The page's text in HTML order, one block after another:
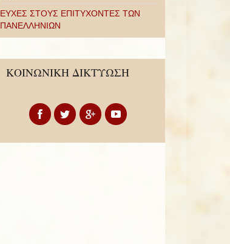
ΕΥΧΕΣ ΣΤΟΥΣ ΕΠΙΤΥΧΟΝΤΕΣ ΤΩΝ
ΠΑΝΕΛΛΗΝΙΩΝ
ΚΟΙΝΩΝΙΚΗ ΔΙΚΤΥΩΣΗ